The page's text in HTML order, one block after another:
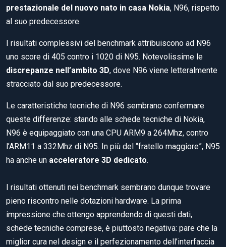
prestazionale del nuovo nato in casa Nokia, N96, rispetto
al suo predecessore.
I risultati complessivi del benchmark attribuiscono ad N96
uno score di 405 contro i 1020 di N95. Notevolissime le
discrepanze nell’ambito 3D, dove N96 viene letteralmente
stracciato dal suo predecessore.
Le caratteristiche tecniche di N96 sembrano confermare
queste differenze: stando alle schede tecniche di Nokia,
N96 è equipaggiato con una CPU ARM9 a 264Mhz, contro
l’ARM11 a 332Mhz di N95. In più del “fratello maggiore”, N95
ha anche un acceleratore 3D dedicato.
I risultati ottenuti nei benchmark sembrano dunque trovare
pieno riscontro nelle dotazioni hardware. La prima
impressione che ottengo apprendendo di questi dati,
schede tecniche comprese, è piuttosto negativa: pare che la
miglior cura nel design e il perfezionamento dell’interfaccia